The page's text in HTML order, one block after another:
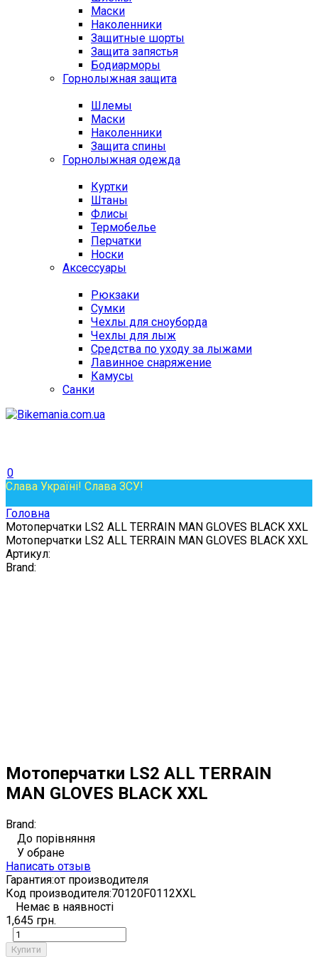
Маски
Наколенники
Защитные шорты
Защита запястья
Бодиарморы
Горнолыжная защита
Шлемы
Маски
Наколенники
Защита спины
Горнолыжная одежда
Куртки
Штаны
Флисы
Термобелье
Перчатки
Носки
Аксессуары
Рюкзаки
Сумки
Чехлы для сноуборда
Чехлы для лыж
Средства по уходу за лыжами
Лавинное снаряжение
Камусы
Санки
0
Слава Україні! Слава ЗСУ!
Головна
Мотоперчатки LS2 ALL TERRAIN MAN GLOVES BLACK XXL
Мотоперчатки LS2 ALL TERRAIN MAN GLOVES BLACK XXL
Артикул:
Brand:
Мотоперчатки LS2 ALL TERRAIN
MAN GLOVES BLACK XXL
Brand:
До порівняння
У обране
Написать отзыв
Гарантия:от производителя
Код производителя:70120F0112XXL
Немає в наявності
1,645 грн.
Купити